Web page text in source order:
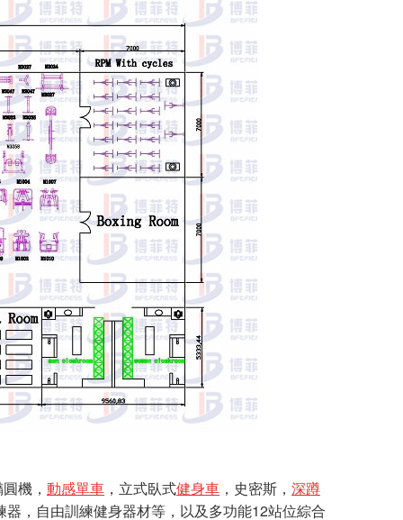
機， 動感單車 ，立式臥式健身車 ，史密斯， 深蹲
，自由訓練健身器材等，以及多功能12站位綜合